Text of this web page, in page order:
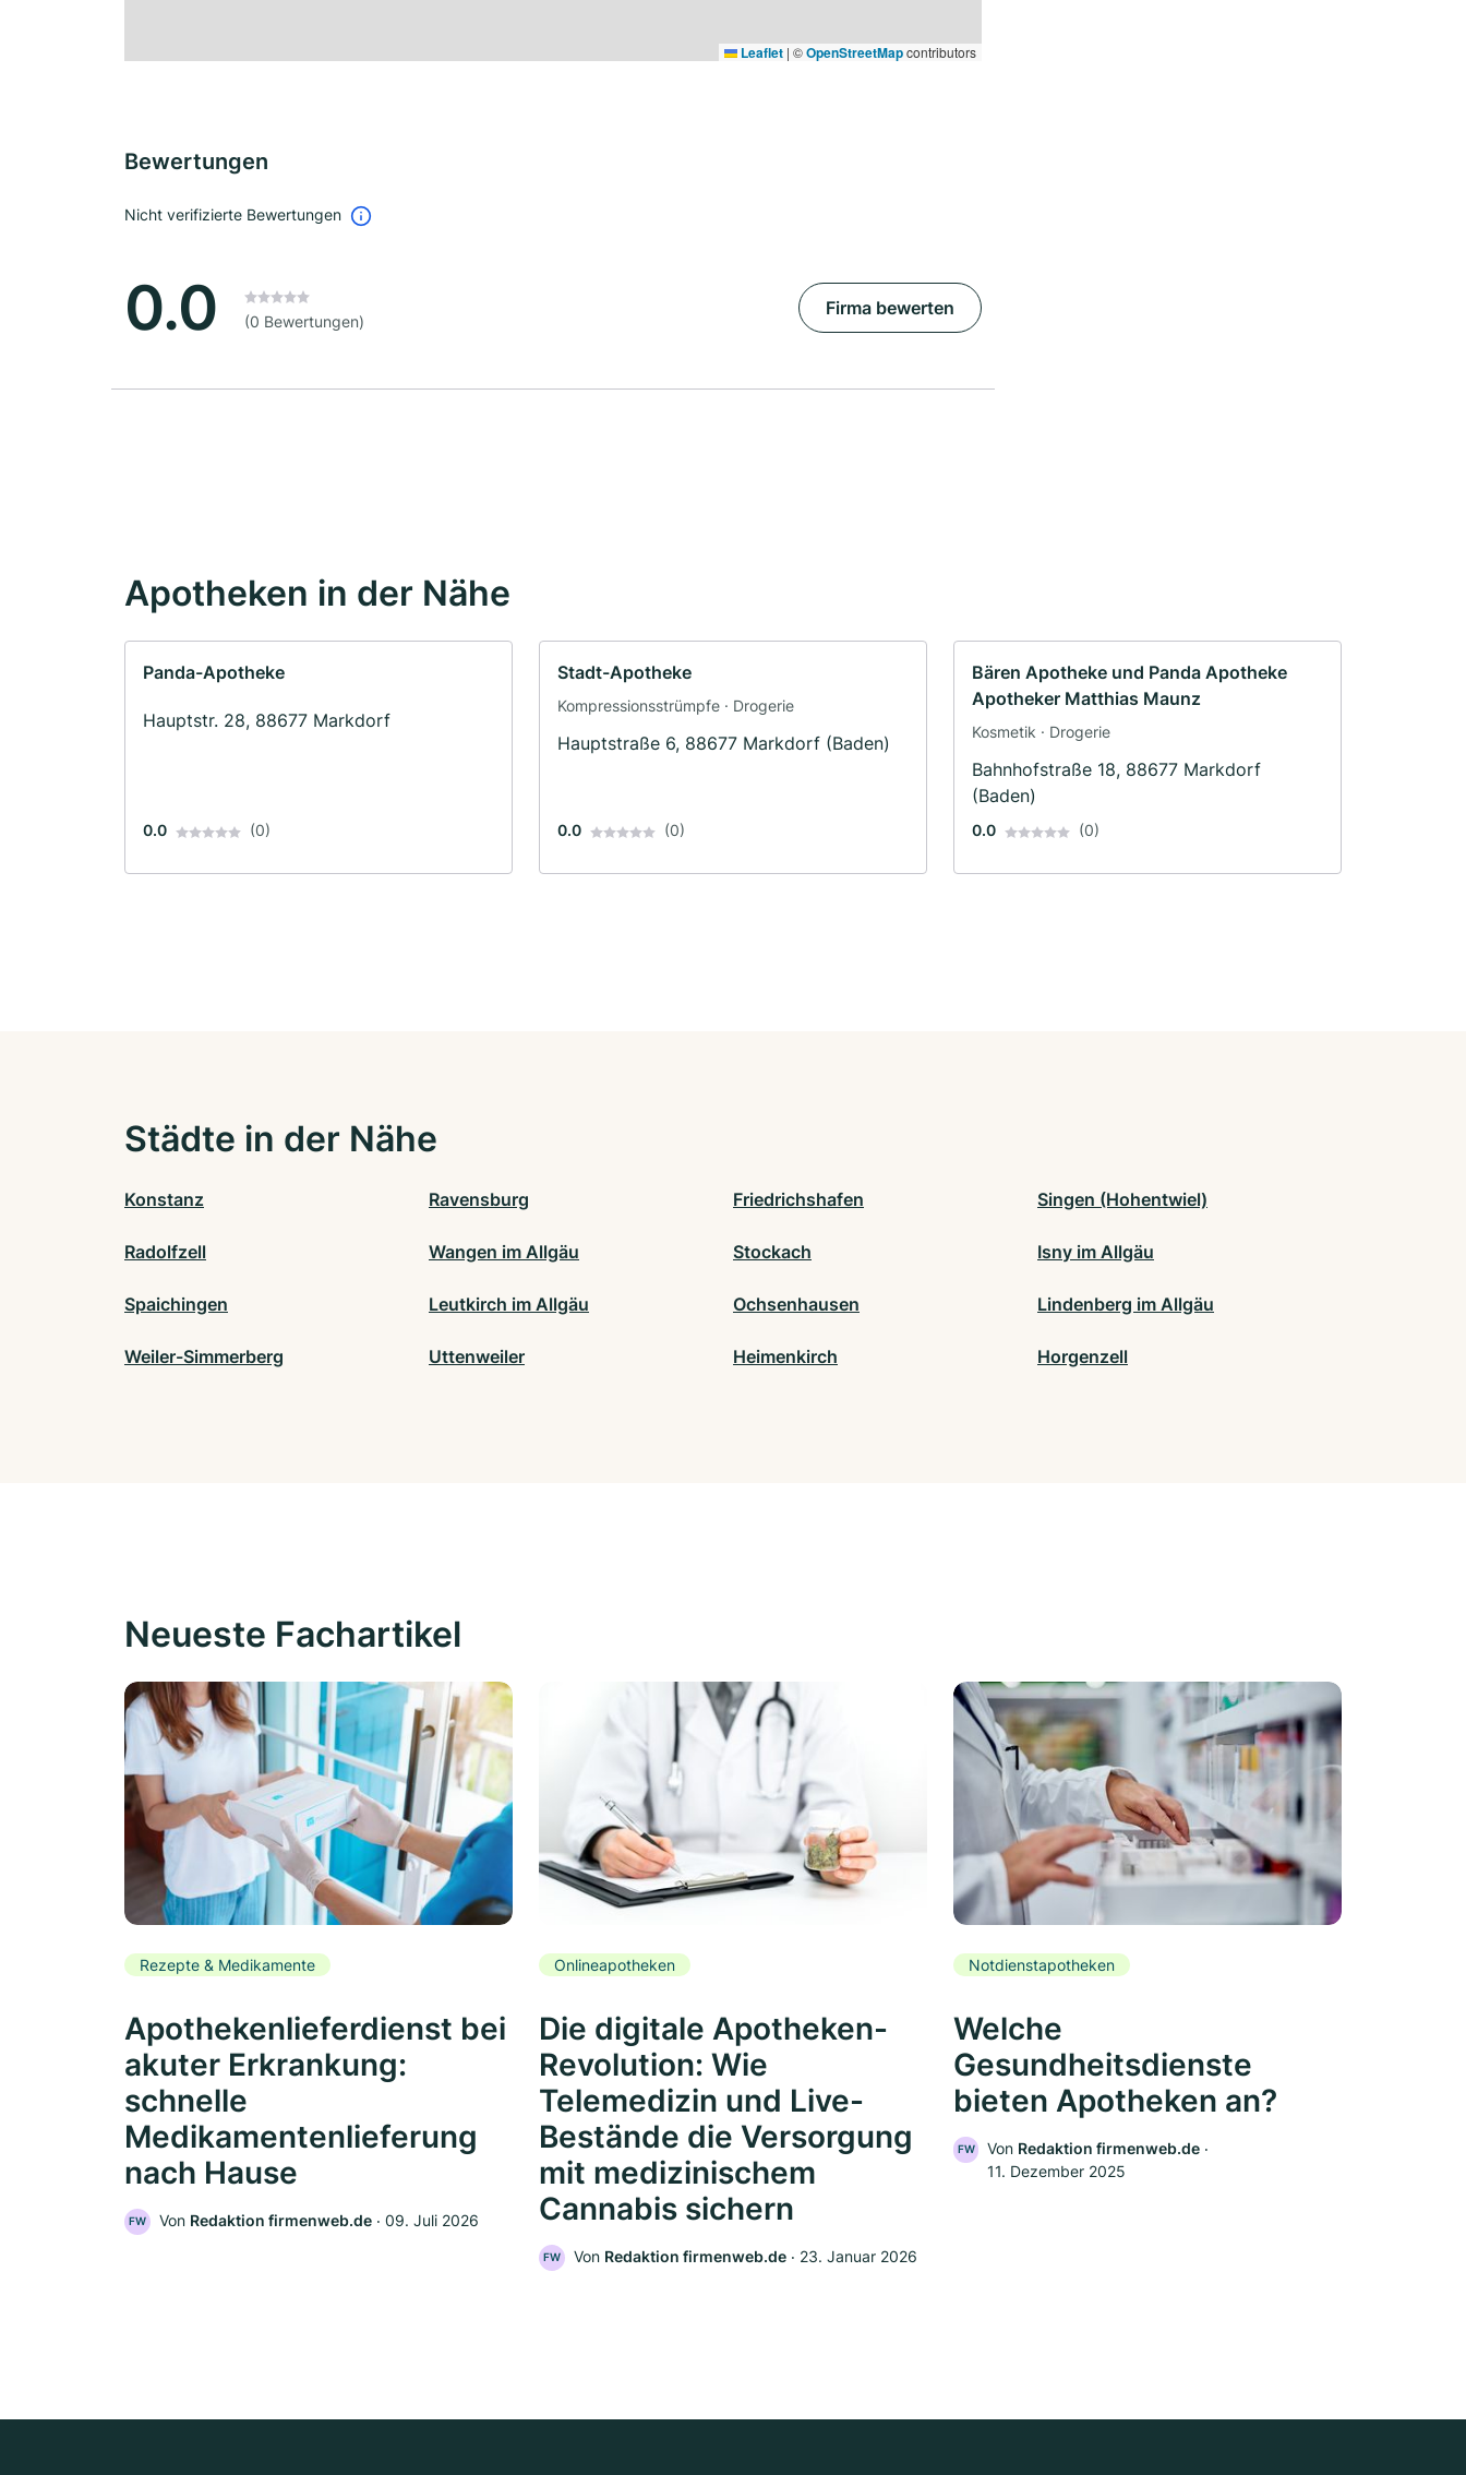
Leaflet | ©OpenStreetMapcontributors
Bewertungen
Nicht verifizierte Bewertungen
0.0 (0 Bewertungen)
Firma bewerten
Apotheken in der Nähe
Panda-Apotheke
Hauptstr. 28, 88677 Markdorf
0.0 (0)
Stadt-Apotheke
Kompressionsstrümpfe · Drogerie
Hauptstraße 6, 88677 Markdorf (Baden)
0.0 (0)
Bären Apotheke und Panda Apotheke
Apotheker Matthias Maunz
Kosmetik · Drogerie
Bahnhofstraße 18, 88677 Markdorf
(Baden)
0.0 (0)
Städte in der Nähe
Konstanz Ravensburg Friedrichshafen Singen (Hohentwiel)
Radolfzell Wangen im Allgäu Stockach Isny im Allgäu
Spaichingen Leutkirch im Allgäu Ochsenhausen Lindenberg im Allgäu
Weiler-Simmerberg Uttenweiler Heimenkirch Horgenzell
Neueste Fachartikel
Rezepte & Medikamente
Apothekenlieferdienst bei
akuter Erkrankung:
schnelle
Medikamentenlieferung
nach Hause
FW Von Redaktion firmenweb.de ‧ 09. Juli 2026
Onlineapotheken
Die digitale Apotheken-
Revolution: Wie
Telemedizin und Live-
Bestände die Versorgung
mit medizinischem
Cannabis sichern
FW Von Redaktion firmenweb.de ‧ 23. Januar 2026
Notdienstapotheken
Welche
Gesundheitsdienste
bieten Apotheken an?
FW Von Redaktion firmenweb.de ‧
11. Dezember 2025